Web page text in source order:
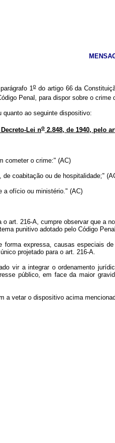
1odo artigo 66 da
Penal, para dispor sobre o crime
ao seguinte dispositivo:
Lei no 2.848, de 1940, pelo
o crime:" (AC)
coabitação ou de hospitalidade;"
a ofício ou ministério." (AC)
o art. 216-A, cumpre observar que a
punitivo adotado pelo Código
expressa, causas especiais
projetado para o art. 216-A.
vir a integrar o ordenamento
público, em face da maior
a vetar o dispositivo acima